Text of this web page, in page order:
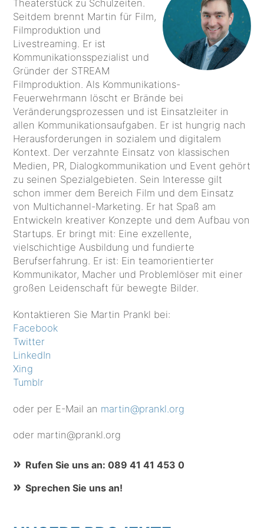
Theaterstück zu Schulzeiten.
Seitdem brennt Martin für Film,
Filmproduktion und
Livestreaming. Er ist
Kommunikationsspezialist und
Gründer der STREAM
Filmproduktion. Als Kommunikations-
Feuerwehrmann löscht er Brände bei
Veränderungsprozessen und ist Einsatzleiter in
allen Kommunikationsaufgaben. Er ist hungrig nach
Herausforderungen in sozialem und digitalem
Kontext. Der verzahnte Einsatz von klassischen
Medien, PR, Dialogkommunikation und Event gehört
zu seinen Spezialgebieten. Sein Interesse gilt
schon immer dem Bereich Film und dem Einsatz
von Multichannel-Marketing. Er hat Spaß am
Entwickeln kreativer Konzepte und dem Aufbau von
Startups. Er bringt mit: Eine exzellente,
vielschichtige Ausbildung und fundierte
Berufserfahrung. Er ist: Ein teamorientierter
Kommunikator, Macher und Problemlöser mit einer
großen Leidenschaft für bewegte Bilder.
Kontaktieren Sie Martin Prankl bei:
Facebook
Twitter
LinkedIn
Xing
Tumblr
oder per E-Mail an martin@prankl.org
oder martin@prankl.org
Rufen Sie uns an: 089 41 41 453 0
Sprechen Sie uns an!